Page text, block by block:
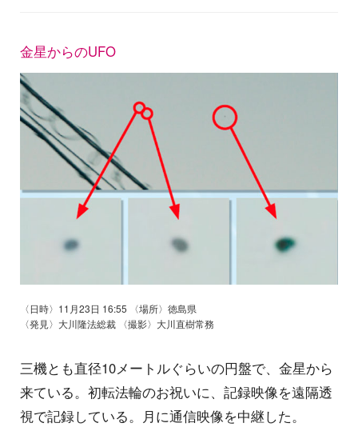
金星からのUFO
〈日時〉11月23日 16:55 〈場所〉徳島県
〈発見〉大川隆法総裁 〈撮影〉大川直樹常務
三機とも直径10メートルぐらいの円盤で、金星から
来ている。初転法輪のお祝いに、記録映像を遠隔透
視で記録している。月に通信映像を中継した。